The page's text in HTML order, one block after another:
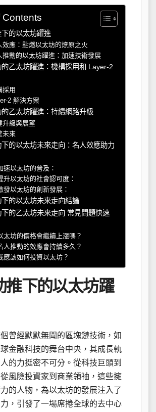
Contents
的以太坊躍進
效應：點燃以太坊的燎原之火
推動的以太坊躍進：加速技術發展
乙太坊躍進：機構採用和 Layer-2
採用
2 解決方案
乙太坊躍進：持續網路升級
升級與展望
未來
的以太坊未來走向：名人效應助力
速以太坊的普及：
升以太坊的社會認可度：
發以太坊的創新發展：
的以太坊未來走向結論
的乙太坊未來走向 常見問題快速
太坊的價格會繼續上漲嗎？
人推動的效應會持續多久？
應該如何投資以太坊？
推下的以太坊躍
曾經默默無聞的區塊鏈技術，如
金融科技的舞台中央，其成長軌
的力挺密不可分。從科技巨頭到
風險投資家到商業領袖，這些擁
的人物，為以太坊的發展注入了
，引發了一場席捲全球的去中心